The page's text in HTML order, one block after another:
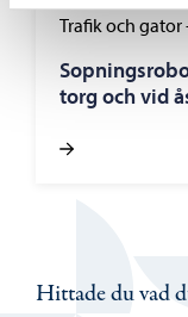
Trafik och gator
torg och vid
Hittade du vad